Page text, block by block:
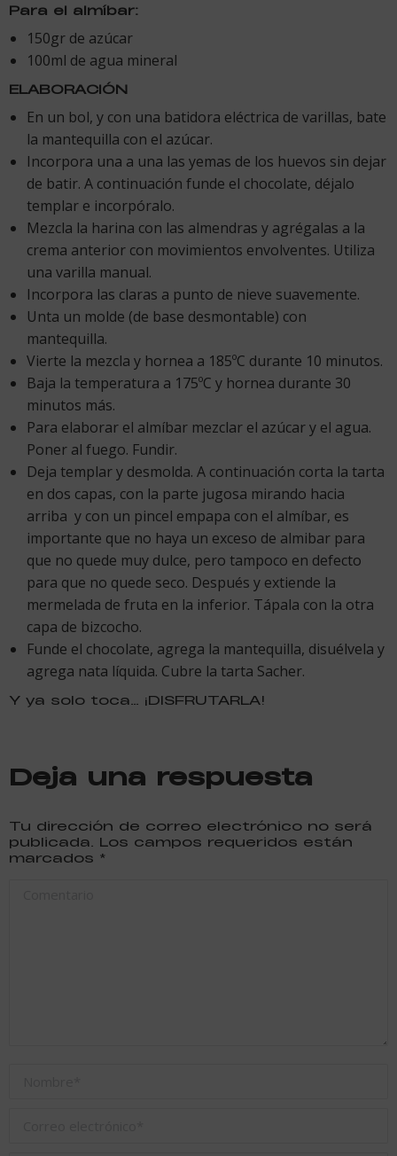
Para el almíbar:
150gr de azúcar
100ml de agua mineral
ELABORACIÓN
En un bol, y con una batidora eléctrica de varillas, bate
la mantequilla con el azúcar.
Incorpora una a una las yemas de los huevos sin dejar
de batir. A continuación funde el chocolate, déjalo
templar e incorpóralo.
Mezcla la harina con las almendras y agrégalas a la
crema anterior con movimientos envolventes. Utiliza
una varilla manual.
Incorpora las claras a punto de nieve suavemente.
Unta un molde (de base desmontable) con
mantequilla.
Vierte la mezcla y hornea a 185ºC durante 10 minutos.
Baja la temperatura a 175ºC y hornea durante 30
minutos más.
Para elaborar el almíbar mezclar el azúcar y el agua.
Poner al fuego. Fundir.
Deja templar y desmolda. A continuación corta la tarta
en dos capas, con la parte jugosa mirando hacia
arriba y con un pincel empapa con el almíbar, es
importante que no haya un exceso de almibar para
que no quede muy dulce, pero tampoco en defecto
para que no quede seco. Después y extiende la
mermelada de fruta en la inferior. Tápala con la otra
capa de bizcocho.
Funde el chocolate, agrega la mantequilla, disuélvela y
agrega nata líquida. Cubre la tarta Sacher.
Y ya solo toca… ¡DISFRUTARLA!
Deja una respuesta
Tu dirección de correo electrónico no será
publicada. Los campos requeridos están
marcados *